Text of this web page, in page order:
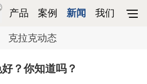
产品 案例 新闻 我们
克拉克动态
？你知道吗？